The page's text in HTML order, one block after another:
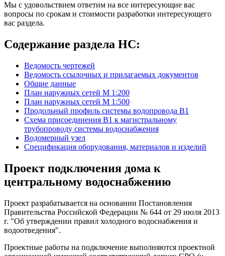
Мы с удовольствием ответим на все интересующие вас
вопросы по срокам и стоимости разработки интересующего
вас раздела.
Содержание раздела НС:
Ведомость чертежей
Ведомость ссылочных и прилагаемых документов
Общие данные
План наружных сетей М 1:200
План наружных сетей М 1:500
Продольный профиль системы водопровода В1
Схема присоединения В1 к магистральному
трубопроводу системы водоснабжения
Водомерный узел
Спецификация оборудования, материалов и изделий
Проект подключения дома к
центральному водоснабжению
Проект разрабатывается на основании Постановления
Правительства Российской Федерации № 644 от 29 июля 2013
г. "Об утверждении правил холодного водоснабжения и
водоотведения".
Проектные работы на подключение выполняются проектной